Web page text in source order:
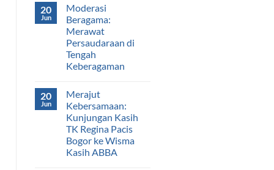
20
Jun
Moderasi
Beragama:
Merawat
Persaudaraan di
Tengah
Keberagaman
20
Jun
Merajut
Kebersamaan:
Kunjungan Kasih
TK Regina Pacis
Bogor ke Wisma
Kasih ABBA